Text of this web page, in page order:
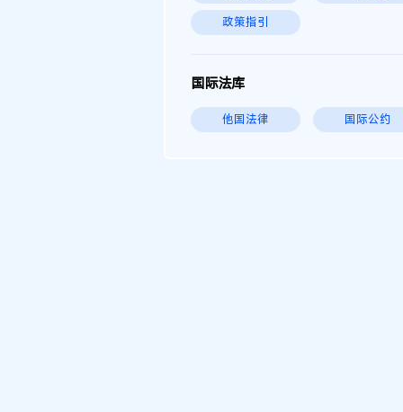
政策指引
国际法库
他国法律 国际公约